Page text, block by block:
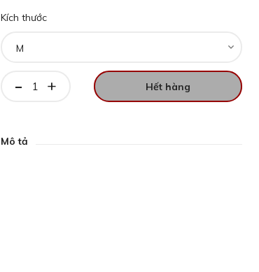
Kích thước
- + Hết hàng
Mô tả